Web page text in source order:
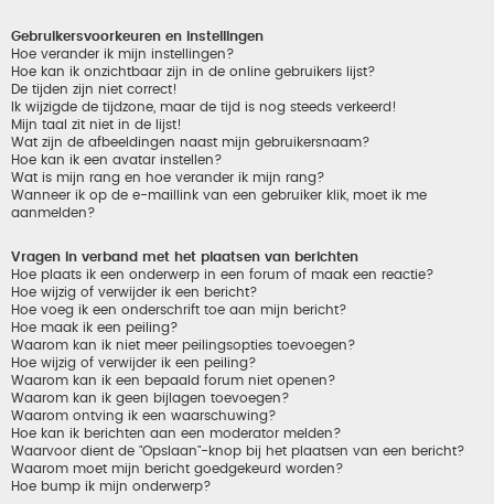
Gebruikersvoorkeuren en instellingen
Hoe verander ik mijn instellingen?
Hoe kan ik onzichtbaar zijn in de online gebruikers lijst?
De tijden zijn niet correct!
Ik wijzigde de tijdzone, maar de tijd is nog steeds verkeerd!
Mijn taal zit niet in de lijst!
Wat zijn de afbeeldingen naast mijn gebruikersnaam?
Hoe kan ik een avatar instellen?
Wat is mijn rang en hoe verander ik mijn rang?
Wanneer ik op de e-maillink van een gebruiker klik, moet ik me
aanmelden?
Vragen in verband met het plaatsen van berichten
Hoe plaats ik een onderwerp in een forum of maak een reactie?
Hoe wijzig of verwijder ik een bericht?
Hoe voeg ik een onderschrift toe aan mijn bericht?
Hoe maak ik een peiling?
Waarom kan ik niet meer peilingsopties toevoegen?
Hoe wijzig of verwijder ik een peiling?
Waarom kan ik een bepaald forum niet openen?
Waarom kan ik geen bijlagen toevoegen?
Waarom ontving ik een waarschuwing?
Hoe kan ik berichten aan een moderator melden?
Waarvoor dient de "Opslaan"-knop bij het plaatsen van een bericht?
Waarom moet mijn bericht goedgekeurd worden?
Hoe bump ik mijn onderwerp?